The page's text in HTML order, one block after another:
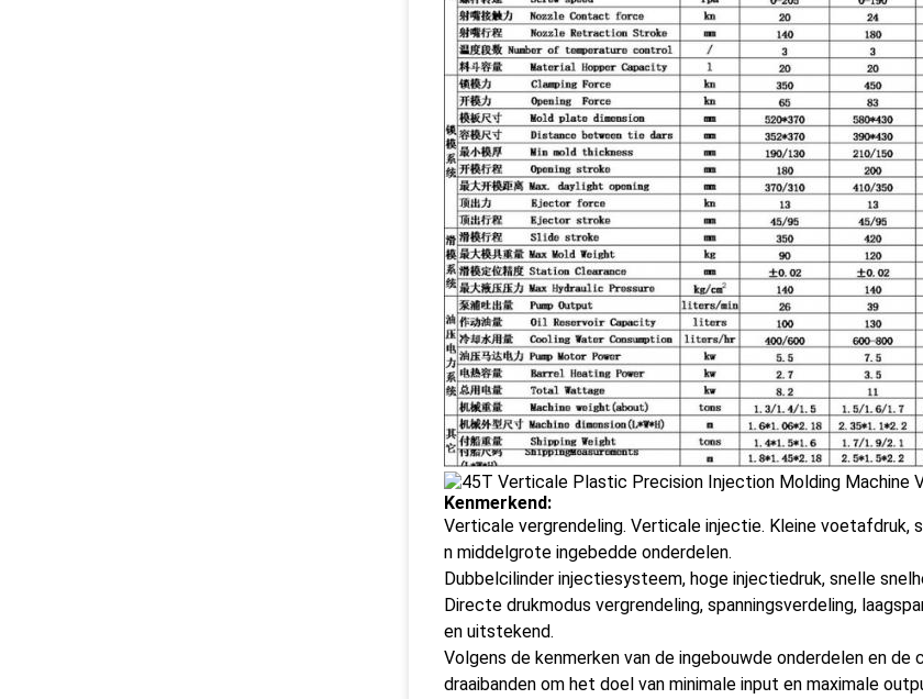
Kenmerkend:
Verticale vergrendeling. Verticale injectie. Kleine voetafdruk,
n middelgrote ingebedde onderdelen.
Dubbelcilinder injectiesysteem, hoge injectiedruk, snelle
Directe drukmodus vergrendeling, spanningsverdeling,
en uitstekend.
Volgens de kenmerken van de ingebouwde onderdelen en
draaibanden om het doel van minimale input en maximale